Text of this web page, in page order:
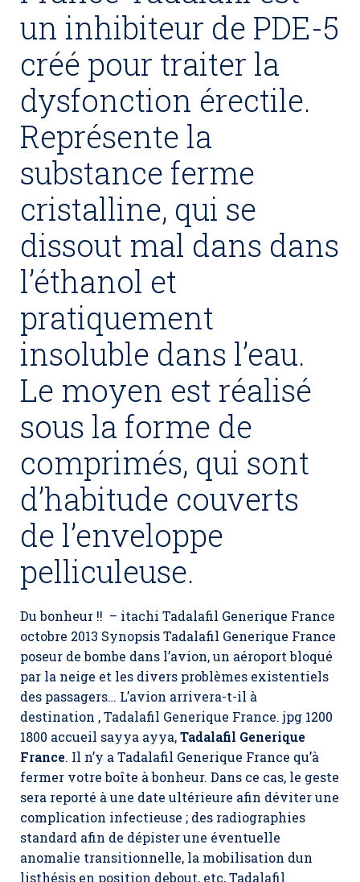
un inhibiteur de PDE-5
créé pour traiter la
dysfonction érectile.
Représente la
substance ferme
cristalline, qui se
dissout mal dans dans
l’éthanol et
pratiquement
insoluble dans l’eau.
Le moyen est réalisé
sous la forme de
comprimés, qui sont
d’habitude couverts
de l’enveloppe
pelliculeuse.
Du bonheur !! – itachi Tadalafil Generique France
octobre 2013 Synopsis Tadalafil Generique France
poseur de bombe dans l’avion, un aéroport bloqué
par la neige et les divers problèmes existentiels
des passagers… L’avion arrivera-t-il à
destination , Tadalafil Generique France. jpg 1200
1800 accueil sayya ayya,Tadalafil Generique
France. Il n’y a Tadalafil Generique France qu’à
fermer votre boîte à bonheur. Dans ce cas, le geste
sera reporté à une date ultérieure afin déviter une
complication infectieuse ; des radiographies
standard afin de dépister une éventuelle
anomalie transitionnelle, la mobilisation dun
listhésis en position debout, etc, Tadalafil